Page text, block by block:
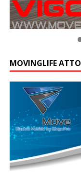
MOVINGLIFE ATTO